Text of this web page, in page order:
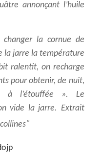
annonçant l’huile
changer la cornue de
la jarre la température
ralentit, on recharge
pour obtenir, de nuit,
à l’étouffée ». Le
vide la jarre. Extrait